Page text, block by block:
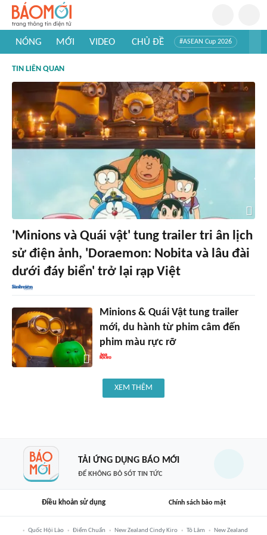
NÓNG MỚI VIDEO CHỦ ĐỀ #ASEAN Cup 2026
#Khám phá thế giới
TIN LIÊN QUAN
'Minions và Quái vật' tung trailer tri ân lịch
sử điện ảnh, 'Doraemon: Nobita và lâu đài
dưới đáy biển' trở lại rạp Việt
Minions & Quái Vật tung trailer
mới, du hành từ phim câm đến
phim màu rực rỡ
XEM THÊM
TẢI ỨNG DỤNG BÁO MỚI
ĐỂ KHÔNG BỎ SÓT TIN TỨC
Điều khoản sử dụng Chính sách bảo mật
Quốc Hội Lào Điểm Chuẩn New Zealand Cindy Kiro Tô Lâm New Zealand